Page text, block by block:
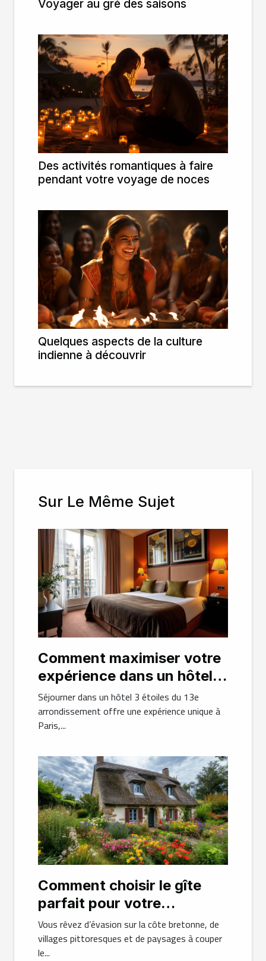
Voyager au gré des saisons
Des activités romantiques à faire
pendant votre voyage de noces
Quelques aspects de la culture
indienne à découvrir
Sur Le Même Sujet
Comment maximiser votre
expérience dans un hôtel 3
étoiles du 13e
arrondissement ?
Séjourner dans un hôtel 3 étoiles du 13e
arrondissement offre une expérience unique à
Paris,...
Comment choisir le gîte
parfait pour votre
escapade en Bretagne ?
Vous rêvez d’évasion sur la côte bretonne, de
villages pittoresques et de paysages à couper
le...